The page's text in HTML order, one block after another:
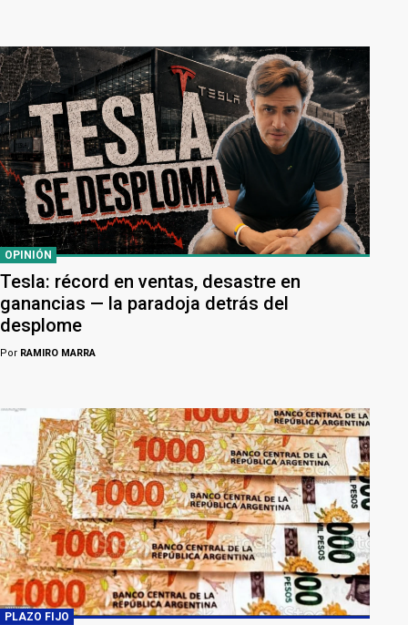
OPINIÓN
Tesla: récord en ventas, desastre en
ganancias — la paradoja detrás del
desplome
Por RAMIRO MARRA
PLAZO FIJO